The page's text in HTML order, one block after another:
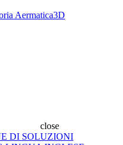
Aermatica3D
close